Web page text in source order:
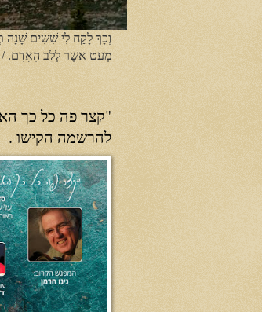
וְכָךְ לָקַח לִי שִׁשִּׁים שָׁנָה
מְעַט אשֶׁר לְלֵב הָאָדָם. /
"קצר פה כל כך
להרשמה הקישו .